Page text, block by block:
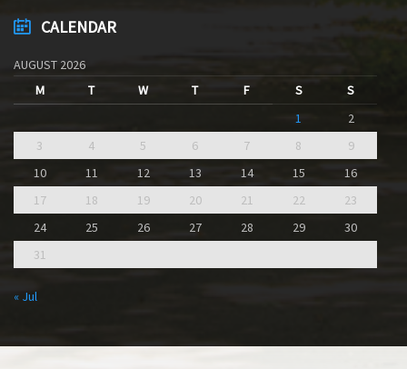
CALENDAR
AUGUST 2026
M
T W T F S
S
1
2
3
4 5 6 7 8
9
10
11 12 13 14 15
16
17
18 19 20 21 22
23
24
25 26 27 28 29
30
31
« Jul